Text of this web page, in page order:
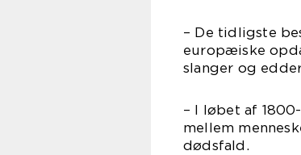
– De tidligste
europæiske
slanger og
– I løbet af
mellem
dødsfald.